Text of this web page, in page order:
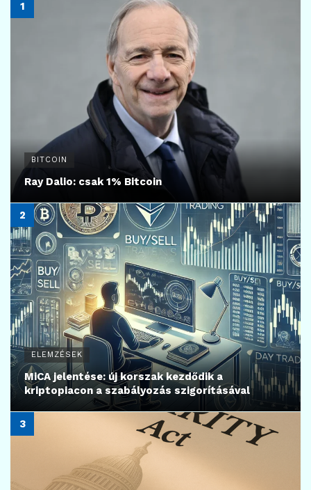
BITCOIN
Ray Dalio: csak 1% Bitcoin
ELEMZÉSEK
MiCA jelentése: új korszak kezdődik a
kriptopiacon a szabályozás szigorításával